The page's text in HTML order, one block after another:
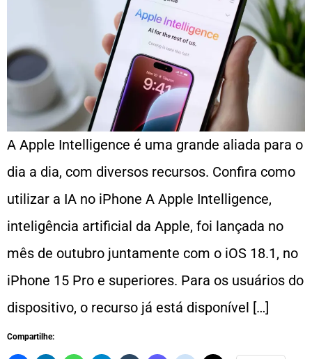
A Apple Intelligence é uma grande aliada para o
dia a dia, com diversos recursos. Confira como
utilizar a IA no iPhone A Apple Intelligence,
inteligência artificial da Apple, foi lançada no
mês de outubro juntamente com o iOS 18.1, no
iPhone 15 Pro e superiores. Para os usuários do
dispositivo, o recurso já está disponível […]
Compartilhe: